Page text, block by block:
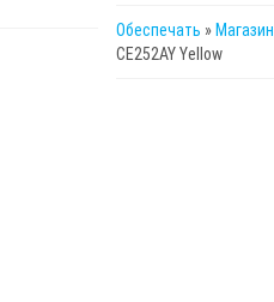
Обеспечать » Магазин
CE252AY Yellow